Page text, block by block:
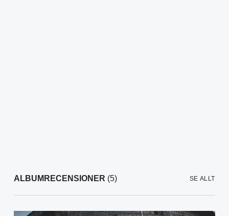
ALBUMRECENSIONER (5) SE ALLT